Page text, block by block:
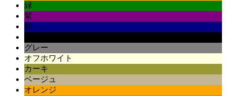
緑
紫
紺
グレー
オフホワイト
カーキ
ベージュ
オレンジ